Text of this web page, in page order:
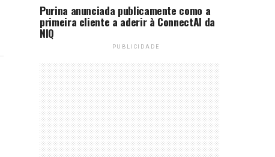
Purina anunciada publicamente como a
primeira cliente a aderir à ConnectAI da
NIQ
PUBLICIDADE